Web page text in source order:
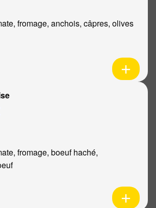
fromage, anchois, câpres, olives
fromage, boeuf haché,